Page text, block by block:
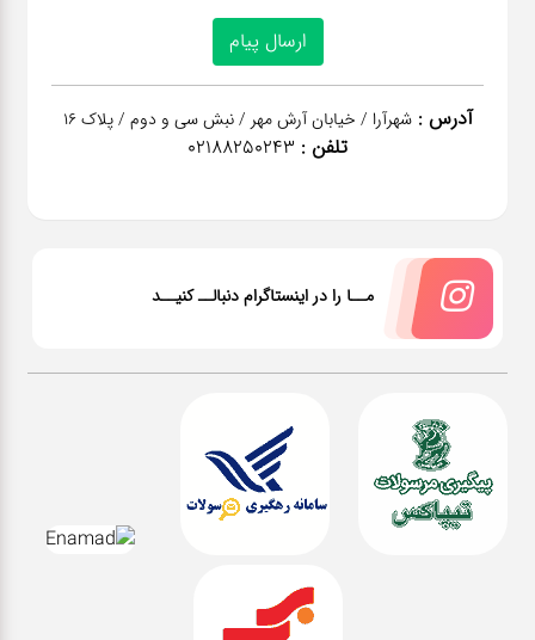
آدرس : شهرآرا / خیابان آرش مهر / نبش سی و دوم / پلاک 16
تلفن : 02188250243
مــا را در اینستاگرام دنبالــ کنیــد